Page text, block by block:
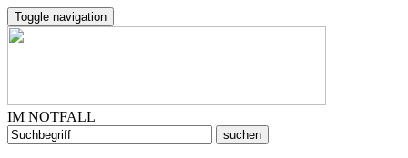
Toggle navigation
IM NOTFALL